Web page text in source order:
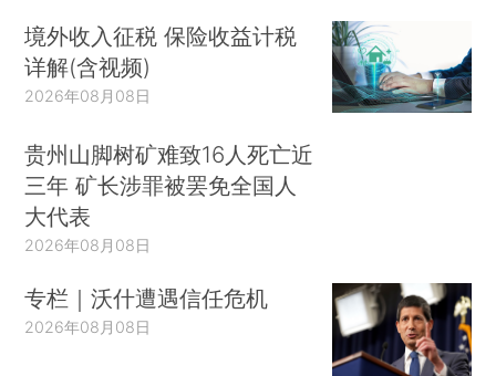
境外收入征税 保险收益计税
详解(含视频)
2026年08月08日
贵州山脚树矿难致16人死亡近
三年 矿长涉罪被罢免全国人
大代表
2026年08月08日
专栏｜沃什遭遇信任危机
2026年08月08日